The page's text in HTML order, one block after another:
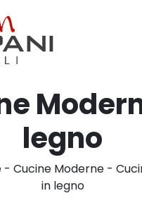
legno
- Cucine Moderne -
in legno